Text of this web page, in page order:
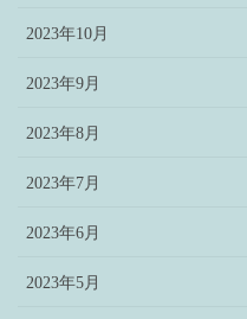
2023年10月
2023年9月
2023年8月
2023年7月
2023年6月
2023年5月